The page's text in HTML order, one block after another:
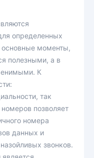
определенных
основные моменты,
полезными, а в
К
так
позволяет
номера
данных и
звонков.